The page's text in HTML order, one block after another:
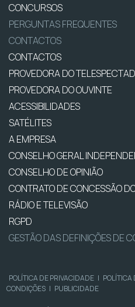
CONCURSOS
PERGUNTAS FREQUENTES
CONTACTOS
CONTACTOS
PROVEDORA DO
PROVEDORA DO OUVINTE
ACESSIBILIDADES
SATÉLITES
A EMPRESA
CONSELHO GERAL
CONSELHO DE OPINIÃO
CONTRATO DE CONCESSÃO
RÁDIO E TELEVISÃO
RGPD
GESTÃO DAS DEFINIÇÕES DE
POLÍTICA DE PRIVACIDADE | POLÍTICA
CONDIÇÕES | PUBLICIDADE